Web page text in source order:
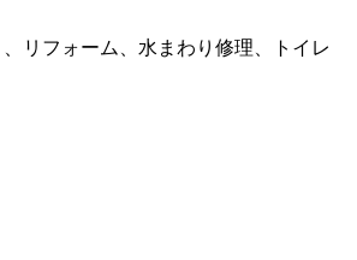
リフォーム、水まわり修理、トイレ